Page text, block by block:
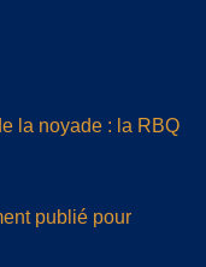
la noyade : la RBQ
publié pour